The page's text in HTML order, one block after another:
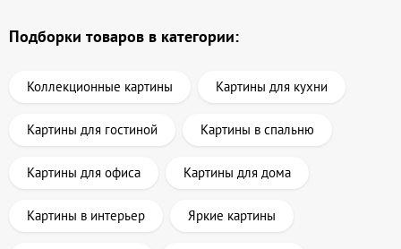
Подборки товаров в категории:
Коллекционные картины Картины для кухни
Картины для гостиной Картины в спальню
Картины для офиса Картины для дома
Картины в интерьер Яркие картины